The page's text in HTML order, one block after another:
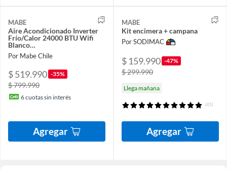
MABE
Aire Acondicionado Inverter
Frío/Calor 24000 BTU Wifi
Blanco
MMI24HDBWCA32CH1
Por Mabe Chile
$ 519.990 -35%
$ 799.990
6cuotas sin interés
Agregar
MABE
Kit encimera + campana
Por SODIMAC
$ 159.990 -47%
$ 299.990
Llega mañana
(61)
Agregar